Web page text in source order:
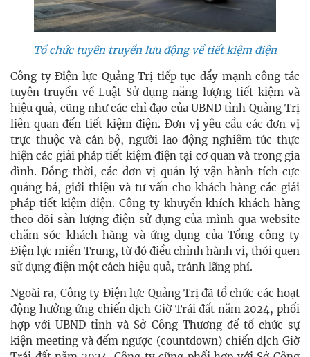
Tổ chức tuyên truyền lưu động về tiết kiệm điện
Công ty Điện lực Quảng Trị tiếp tục đẩy mạnh công tác
tuyên truyền về Luật Sử dụng năng lượng tiết kiệm và
hiệu quả, cũng như các chỉ đạo của UBND tỉnh Quảng Trị
liên quan đến tiết kiệm điện. Đơn vị yêu cầu các đơn vị
trực thuộc và cán bộ, người lao động nghiêm túc thực
hiện các giải pháp tiết kiệm điện tại cơ quan và trong gia
đình. Đồng thời, các đơn vị quản lý vận hành tích cực
quảng bá, giới thiệu và tư vấn cho khách hàng các giải
pháp tiết kiệm điện. Công ty khuyến khích khách hàng
theo dõi sản lượng điện sử dụng của mình qua website
chăm sóc khách hàng và ứng dụng của Tổng công ty
Điện lực miền Trung, từ đó điều chỉnh hành vi, thói quen
sử dụng điện một cách hiệu quả, tránh lãng phí.
Ngoài ra, Công ty Điện lực Quảng Trị đã tổ chức các hoạt
động hưởng ứng chiến dịch Giờ Trái đất năm 2024, phối
hợp với UBND tỉnh và Sở Công Thương để tổ chức sự
kiện meeting và đếm ngược (countdown) chiến dịch Giờ